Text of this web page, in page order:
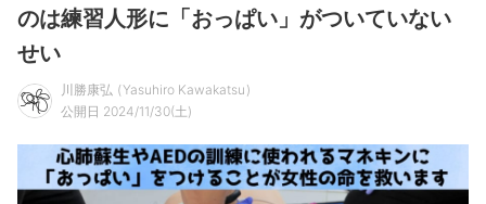
のは練習人形に「おっぱい」がついていない
せい
川勝康弘
Yasuhiro Kawakatsu
公開日 2024/11/30(土)